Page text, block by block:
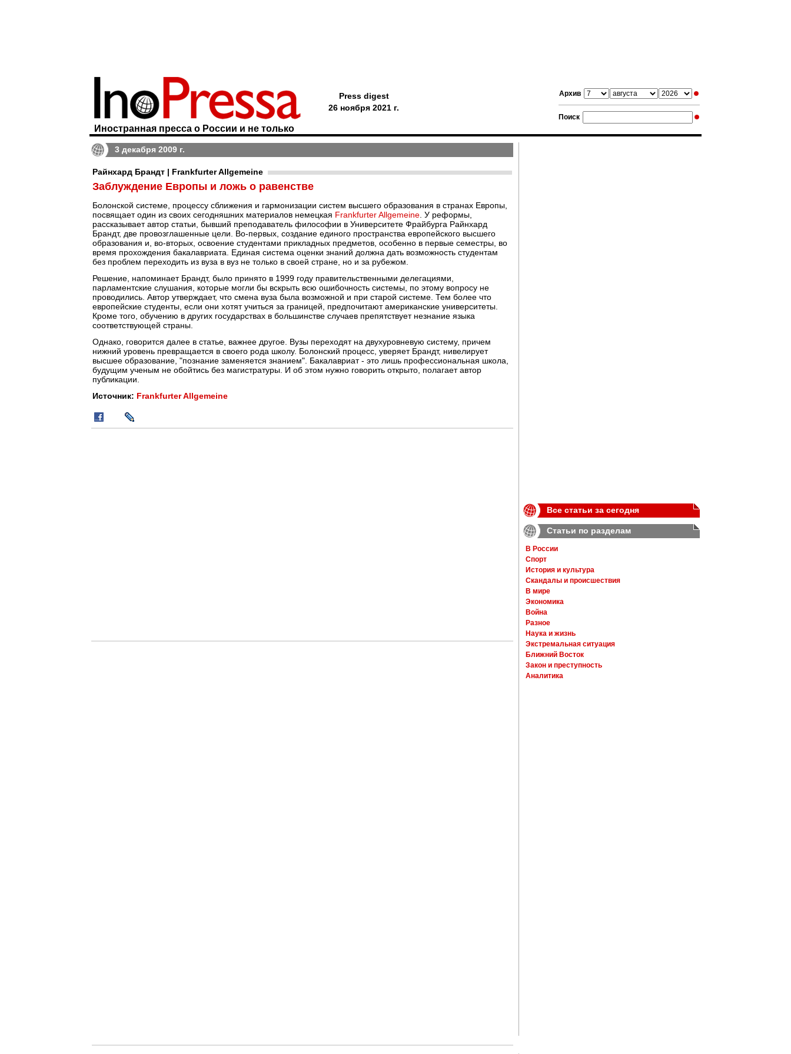
Архив
Поиск
Иностранная пресса о России и не только
Press digest
26 ноября 2021 г.
3 декабря 2009 г.
Райнхард Брандт | Frankfurter Allgemeine
Заблуждение Европы и ложь о равенстве
Болонской системе, процессу сближения и гармонизации систем высшего образования в странах Европы,
посвящает один из своих сегодняшних материалов немецкая Frankfurter Allgemeine . У реформы,
рассказывает автор статьи, бывший преподаватель философии в Университете Фрайбурга Райнхард
Брандт, две провозглашенные цели. Во-первых, создание единого пространства европейского высшего
образования и, во-вторых, освоение студентами прикладных предметов, особенно в первые семестры, во
время прохождения бакалавриата. Единая система оценки знаний должна дать возможность студентам
без проблем переходить из вуза в вуз не только в своей стране, но и за рубежом.
Решение, напоминает Брандт, было принято в 1999 году правительственными делегациями,
парламентские слушания, которые могли бы вскрыть всю ошибочность системы, по этому вопросу не
проводились. Автор утверждает, что смена вуза была возможной и при старой системе. Тем более что
европейские студенты, если они хотят учиться за границей, предпочитают американские университеты.
Кроме того, обучению в других государствах в большинстве случаев препятствует незнание языка
соответствующей страны.
Однако, говорится далее в статье, важнее другое. Вузы переходят на двухуровневую систему, причем
нижний уровень превращается в своего рода школу. Болонский процесс, уверяет Брандт, нивелирует
высшее образование, "познание заменяется знанием". Бакалавриат - это лишь профессиональная школа,
будущим ученым не обойтись без магистратуры. И об этом нужно говорить открыто, полагает автор
публикации.
Источник: Frankfurter Allgemeine
Все статьи за сегодня
Статьи по разделам
В России
Спорт
История и культура
Скандалы и происшествия
В мире
Экономика
Война
Разное
Наука и жизнь
Экстремальная ситуация
Ближний Восток
Закон и преступность
Аналитика